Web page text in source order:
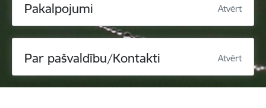
Pakalpojumi Atvērt
Par pašvaldību/Kontakti Atvērt